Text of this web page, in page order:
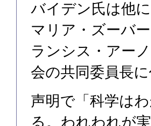
バイデン氏は他
マリア・ズーバ
ランシス・アー
会の共同委員長
声明で「科学は
る。われわれが